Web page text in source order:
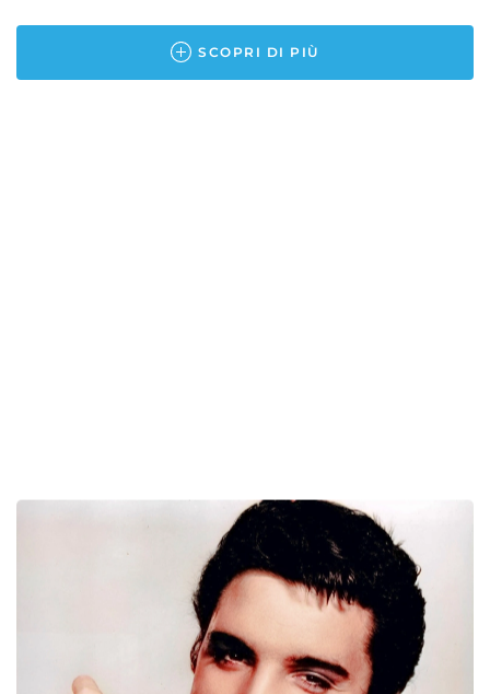
SCOPRI DI PIÙ